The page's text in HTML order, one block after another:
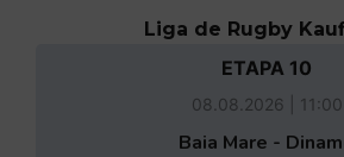
Liga de Rugby
ETAPA 10
08.08.2026 | 11:00
Baia Mare -